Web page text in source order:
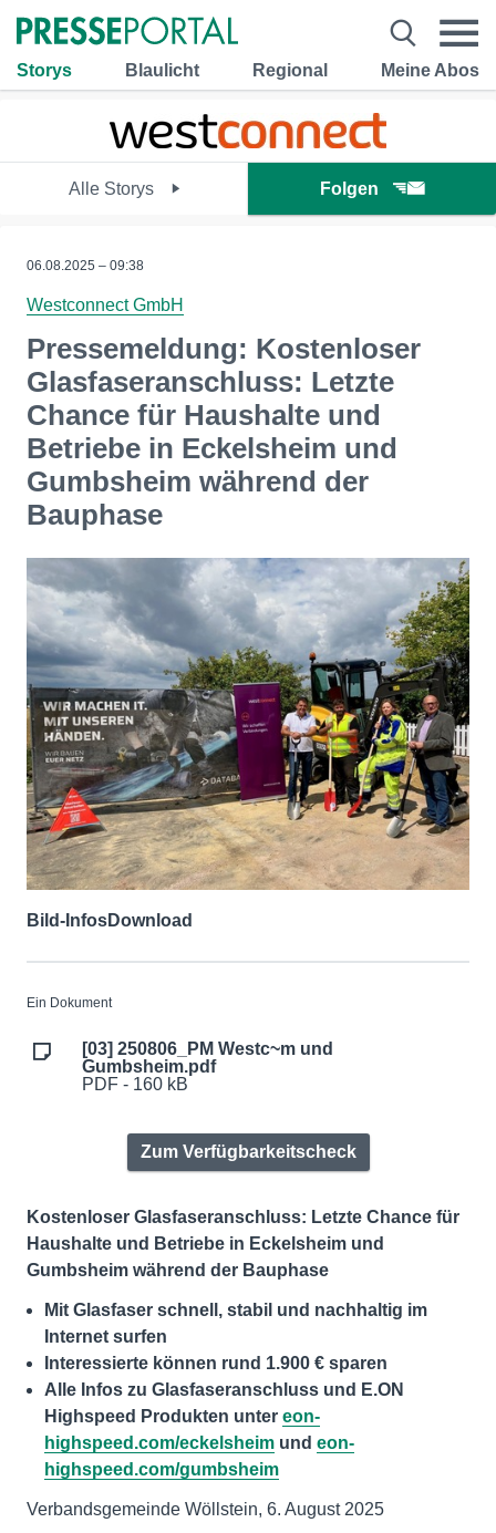
Storys Blaulicht Regional Meine Abos
Alle Storys Folgen
06.08.2025 – 09:38
Westconnect GmbH
Pressemeldung: Kostenloser
Glasfaseranschluss: Letzte
Chance für Haushalte und
Betriebe in Eckelsheim und
Gumbsheim während der
Bauphase
Bild-InfosDownload
Ein Dokument
[03] 250806_PM Westc~m und
Gumbsheim.pdf
PDF - 160 kB
Zum Verfügbarkeitscheck
Kostenloser Glasfaseranschluss: Letzte Chance für
Haushalte und Betriebe in Eckelsheim und
Gumbsheim während der Bauphase
Mit Glasfaser schnell, stabil und nachhaltig im
Internet surfen
Interessierte können rund 1.900 € sparen
Alle Infos zu Glasfaseranschluss und E.ON
Highspeed Produkten unter eon-
highspeed.com/eckelsheim und eon-
highspeed.com/gumbsheim
Verbandsgemeinde Wöllstein, 6. August 2025